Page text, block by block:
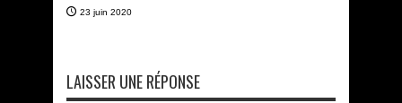
23 juin 2020
LAISSER UNE RÉPONSE